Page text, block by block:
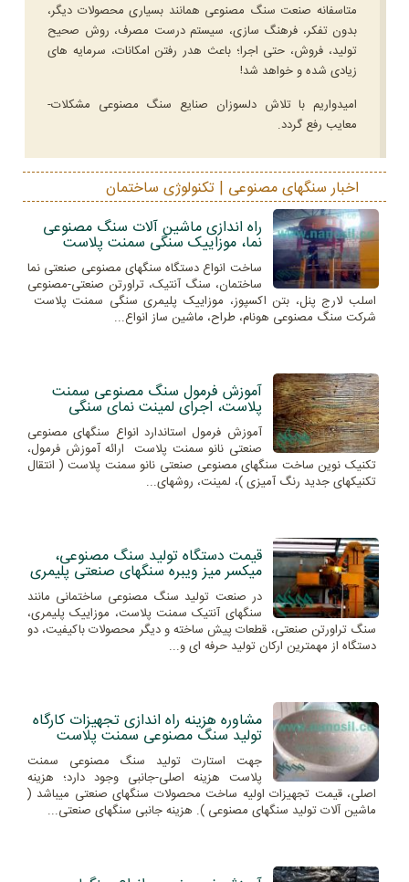
متاسفانه صنعت سنگ مصنوعی همانند بسیاری محصولات دیگر،
بدون تفکر، فرهنگ سازی، سیستم درست مصرف، روش صحیح
تولید، فروش، حتی اجرا؛ باعث هدر رفتن امکانات، سرمایه های
زیادی شده و خواهد شد!
امیدواریم با تلاش دلسوزان صنایع سنگ مصنوعی مشکلات-
معایب رفع گردد.
اخبار سنگهای مصنوعی | تکنولوژی ساختمان
راه اندازی ماشین آلات سنگ مصنوعی
نما، موزاییک سنگی سمنت پلاست
ساخت انواع دستگاه سنگهای مصنوعی صنعتی نما
ساختمان، سنگ آنتیک، تراورتن صنعتی-مصنوعی
اسلب لارج پنل، بتن اکسپوز، موزاییک پلیمری سنگی سمنت پلاست
شرکت سنگ مصنوعی هونام، طراح، ماشین ساز انواع...
آموزش فرمول سنگ مصنوعی سمنت
پلاست، اجرای لمینت نمای سنگی
آموزش فرمول استاندارد انواع سنگهای مصنوعی
صنعتی نانو سمنت پلاست ارائه آموزش فرمول،
تکنیک نوین ساخت سنگهای مصنوعی صنعتی نانو سمنت پلاست ( انتقال
تكنيكهای جديد رنگ آميزی )، لمينت، روشهای...
قیمت دستگاه تولید سنگ مصنوعی،
میکسر میز ویبره سنگهای صنعتی پلیمری
در صنعت تولید سنگ مصنوعی ساختمانی مانند
سنگهای آنتیک سمنت پلاست، موزاییک پلیمری،
سنگ تراورتن صنعتی، قطعات پیش ساخته و دیگر محصولات باکیفیت، دو
دستگاه از مهمترین ارکان تولید حرفه ای و...
مشاوره هزینه راه اندازی تجهیزات کارگاه
تولید سنگ مصنوعی سمنت پلاست
جهت استارت تولید سنگ مصنوعی سمنت
پلاست هزینه اصلی-جانبی وجود دارد؛ هزینه
اصلی، قیمت تجهیزات اولیه ساخت محصولات سنگهای صنعتی میباشد (
ماشین آلات تولید سنگهای مصنوعی ). هزینه جانبی سنگهای صنعتی...